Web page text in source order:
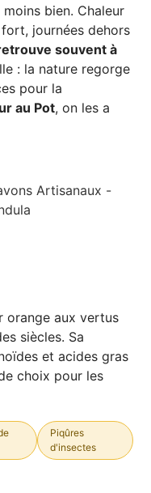
bien. Chaleur
journées dehors
souvent à
: la nature regorge
pour la
au Pot, on les a
orange aux vertus
siècles. Sa
et acides gras
choix pour les
Piqûres
d'insectes